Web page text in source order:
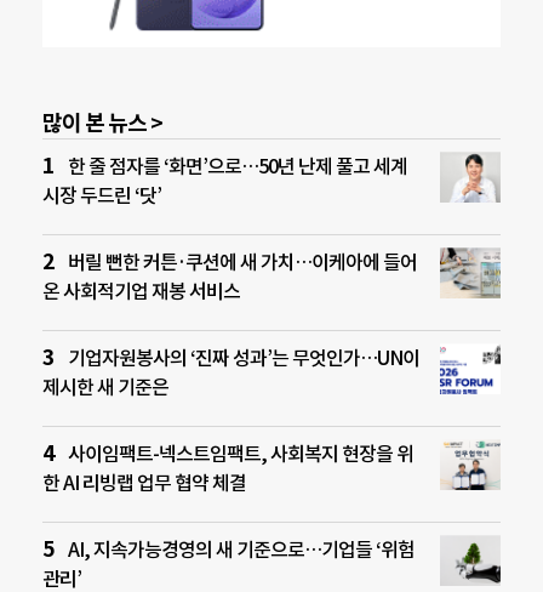
많이 본 뉴스 >
한 줄 점자를 ‘화면’으로…50년 난제 풀고 세계
시장 두드린 ‘닷’
버릴 뻔한 커튼·쿠션에 새 가치…이케아에 들어
온 사회적기업 재봉 서비스
기업자원봉사의 ‘진짜 성과’는 무엇인가…UN이
제시한 새 기준은
사이임팩트-넥스트임팩트, 사회복지 현장을 위
한 AI 리빙랩 업무 협약 체결
AI, 지속가능경영의 새 기준으로…기업들 ‘위험
관리’